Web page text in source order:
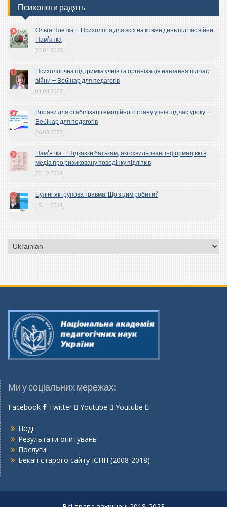
Психологи радять
Ольга Плетка – Психологія для всіх на кожен день під час війни.
Пам’ятка
20.01.2025
Психологічна підтримка учнів та організація навчання під час
війни – Вебінар для педагогів
01.04.2022
Вправи для стабілізації емоційного стану учнів під час уроку –
Вебінар для педагогів
26.03.2022
Пам’ятка – Підказки батькам, які схвильовані інформацією в
медіа про ризиковану поведінку підлітків
20.12.2021
Булінг як групова травма: Що з цим робити?
15.11.2021
Вибрати
мову
Ми у соціальних мережах:
Facebook Twitter Youtube Youtube
Події
Результати опитувань
Послуги
Бекап старого сайту ІСПП (2008-2018)